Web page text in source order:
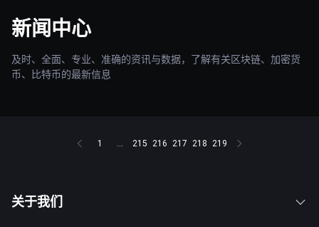
新闻中心
及时、全面、专业、准确的资讯与数据，了解有关区块链、加密货
币、比特币的最新信息
1 ... 215 216 217 218 219
关于我们